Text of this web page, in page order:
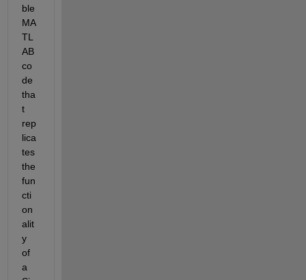
ble
MA
TL
AB
co
de
tha
t
rep
lica
tes
the
fun
cti
on
alit
y
of
a